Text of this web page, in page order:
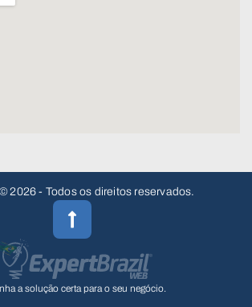
2026 - Todos os direitos reservados.
a solução certa para o seu negócio.